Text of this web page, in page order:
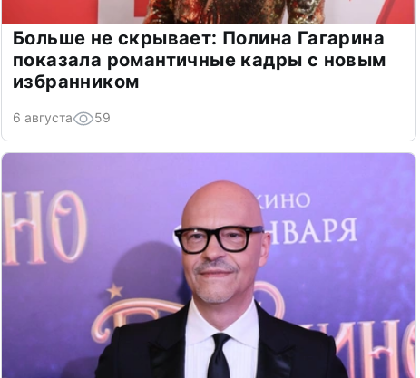
Больше не скрывает: Полина Гагарина
показала романтичные кадры с новым
избранником
6 августа 59